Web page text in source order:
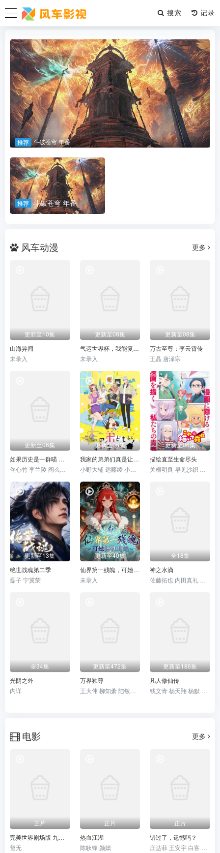
搜索
推荐 斗破苍穹 年番
推荐 斗破苍穹 年番
风车动漫 更多
更新至10集
山海异闻
未录入
更新至08集
气运世界杯，我能复制所有球星技能
未录入
更新至08集
万古至尊：李云霄传
王晶 唐泽宗
更新至06集
如果历史是一群喵 大明皇朝篇
更新至06集
我家的弟弟们真是让您费心了
小野大辅 远藤绫 小野贤章 大空直美 八代拓 增田俊树 寺泽百花
更新至06集
描绘直至生命尽头
更新至13集
绝世战魂第二季
磊子 宁冀荣
更新至40集
仙界第一残魄，可她悟性超绝
未录入
全18集
神之水滴
全34集
光阴之外
内详
更新至472集
万界独尊
王大伟 柳知萧 陆敏悦 Minyue Lu 黄骥 关帅 蘭雨馨 季骜杰 默伶 宴宁 徐翔 张妮 烈之流星 钟巍 Akira明 安志 kinsen 芥末
更新至186集
凡人修仙传
电影 更多
正片
完美世界剧场版 九劫焚天
暂无
正片
热血江湖
陈耿锋 颜嫣
正片
错过了，遗憾吗？